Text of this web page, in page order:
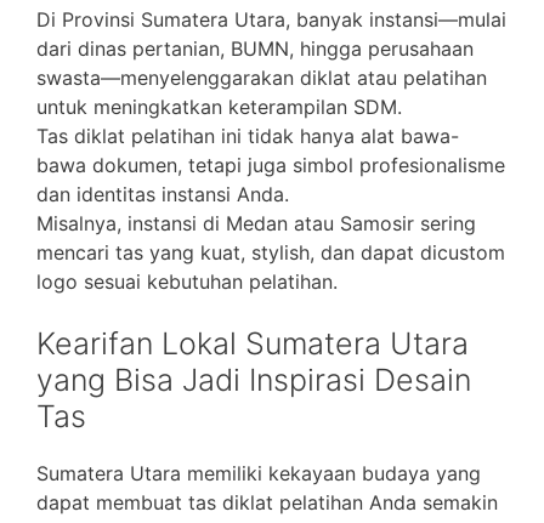
Di Provinsi Sumatera Utara, banyak instansi—mulai
dari dinas pertanian, BUMN, hingga perusahaan
swasta—menyelenggarakan diklat atau pelatihan
untuk meningkatkan keterampilan SDM.
Tas diklat pelatihan ini tidak hanya alat bawa-
bawa dokumen, tetapi juga simbol profesionalisme
dan identitas instansi Anda.
Misalnya, instansi di Medan atau Samosir sering
mencari tas yang kuat, stylish, dan dapat dicustom
logo sesuai kebutuhan pelatihan.
Kearifan Lokal Sumatera Utara
yang Bisa Jadi Inspirasi Desain
Tas
Sumatera Utara memiliki kekayaan budaya yang
dapat membuat tas diklat pelatihan Anda semakin